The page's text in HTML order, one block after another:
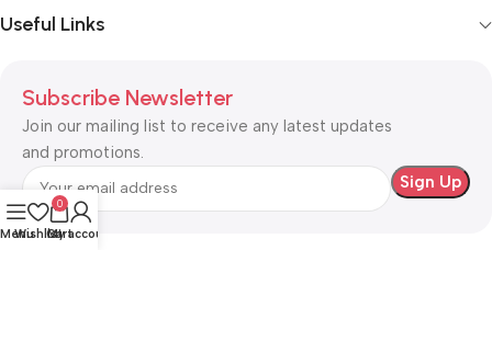
Useful Links
Subscribe Newsletter
Join our mailing list to receive any latest updates
and promotions.
Menu
Wishlist
0
Cart
My account